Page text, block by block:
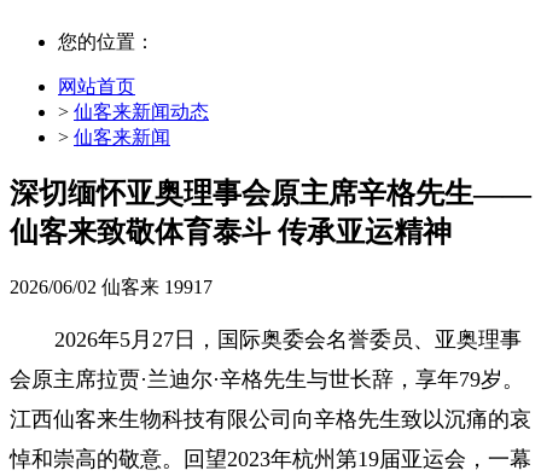
您的位置：
网站首页
> 仙客来新闻动态
> 仙客来新闻
深切缅怀亚奥理事会原主席辛格先生——
仙客来致敬体育泰斗 传承亚运精神
2026/06/02 仙客来 19917
2026年5月27日，国际奥委会名誉委员、亚奥理事
会原主席拉贾·兰迪尔·辛格先生与世长辞，享年79岁。
江西仙客来生物科技有限公司向辛格先生致以沉痛的哀
悼和崇高的敬意。回望2023年杭州第19届亚运会，一幕